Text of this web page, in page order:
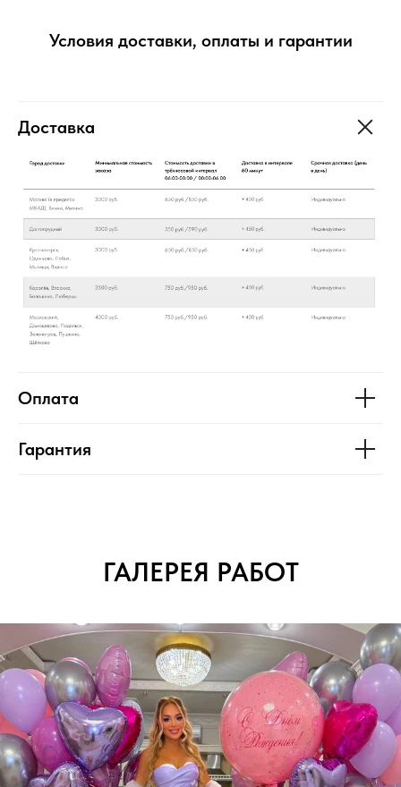
Условия доставки, оплаты и гарантии
Доставка
Оплата
Гарантия
ГАЛЕРЕЯ РАБОТ